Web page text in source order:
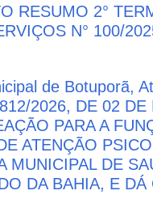
RESUMO 2°
N° 100/
de Botuporã,
2026, DE 02
PARA A
ATENÇÃO
MUNICIPAL DE
DA BAHIA, E